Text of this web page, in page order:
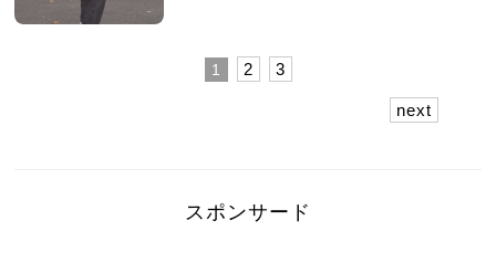
1 2 3
next
スポンサード